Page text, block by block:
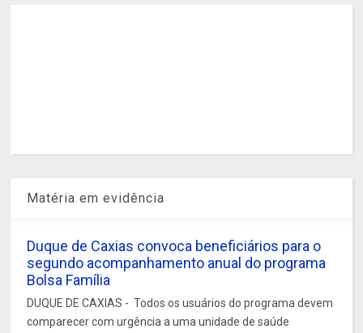
Matéria em evidência
Duque de Caxias convoca beneficiários para o
segundo acompanhamento anual do programa
Bolsa Família
DUQUE DE CAXIAS - Todos os usuários do programa devem
comparecer com urgência a uma unidade de saúde